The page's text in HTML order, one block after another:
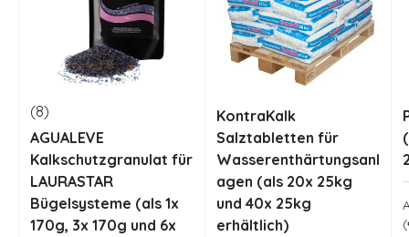
(8)
AGUALEVE
Kalkschutzgranulat für
LAURASTAR
Bügelsysteme (als 1x
170g, 3x 170g und 6x
KontraKalk
Salztabletten für
Wasserenthärtungsanl
agen (als 20x 25kg
und 40x 25kg
erhältlich)